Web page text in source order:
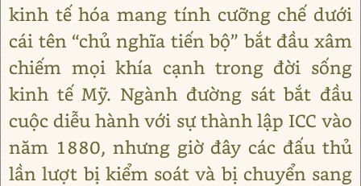
kinh tế hóa mang tính cưỡng chế dưới
cái tên “chủ nghĩa tiến bộ” bắt đầu xâm
chiếm mọi khía cạnh trong đời sống
kinh tế Mỹ. Ngành đường sát bắt đầu
cuộc diễu hành với sự thành lập ICC vào
năm 1880, nhưng giờ đây các đấu thủ
lần lượt bị kiểm soát và bị chuyển sang